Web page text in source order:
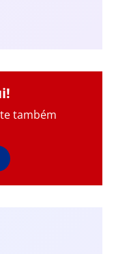
também